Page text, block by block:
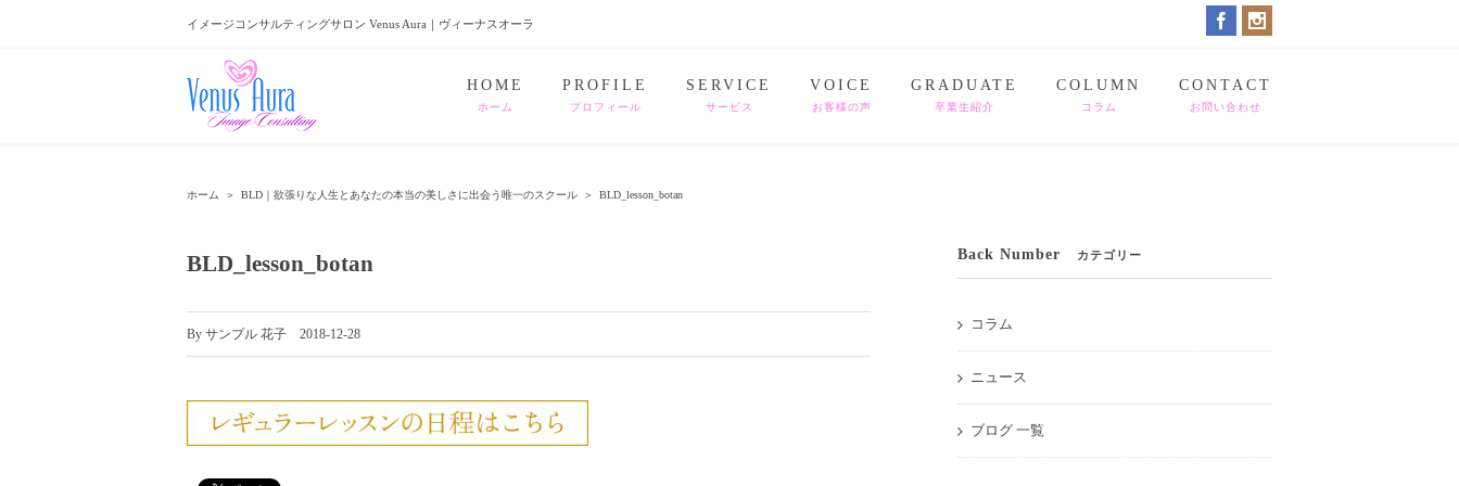
イメージコンサルティングサロン Venus Aura｜ヴィーナスオーラ
HOME
ホーム
PROFILE
プロフィール
SERVICE
サービス
VOICE
お客様の声
GRADUATE
卒業生紹介
COLUMN
コラム
CONTACT
お問い合わせ
ホーム ＞ BLD｜欲張りな人生とあなたの本当の美しさに出会う唯一のスクール ＞ BLD_lesson_botan
BLD_lesson_botan
By サンプル 花子 2018-12-28
Back Number カテゴリー
コラム
ニュース
ブログ 一覧